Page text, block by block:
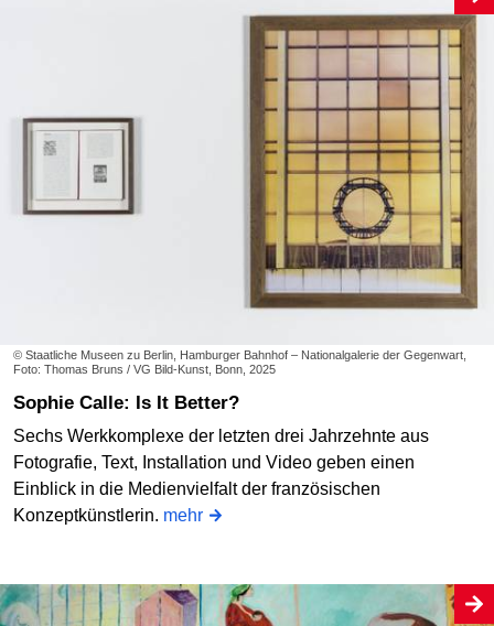
© Staatliche Museen zu Berlin, Hamburger Bahnhof – Nationalgalerie der Gegenwart,
Foto: Thomas Bruns / VG Bild-Kunst, Bonn, 2025
Sophie Calle: Is It Better?
Sechs Werkkomplexe der letzten drei Jahrzehnte aus
Fotografie, Text, Installation und Video geben einen
Einblick in die Medienvielfalt der französischen
Konzeptkünstlerin. mehr